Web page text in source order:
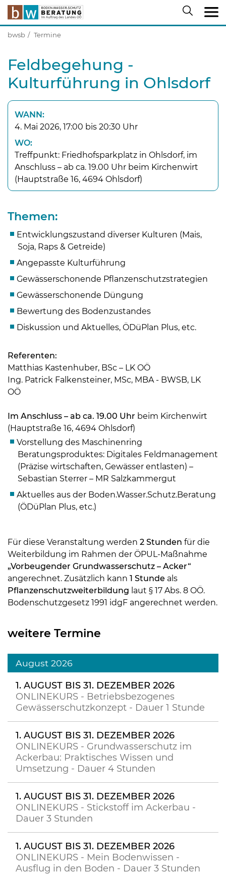
bwsb Termine
Feldbegehung -
Kulturführung in Ohlsdorf
WANN:
4. Mai 2026, 17:00 bis 20:30 Uhr
WO:
Treffpunkt: Friedhofsparkplatz in Ohlsdorf, im
Anschluss – ab ca. 19.00 Uhr beim Kirchenwirt
(Hauptstraße 16, 4694 Ohlsdorf)
Themen:
Entwicklungszustand diverser Kulturen (Mais,
Soja, Raps & Getreide)
Angepasste Kulturführung
Gewässerschonende Pflanzenschutzstrategien
Gewässerschonende Düngung
Bewertung des Bodenzustandes
Diskussion und Aktuelles, ÖDüPlan Plus, etc.
Referenten:
Matthias Kastenhuber, BSc – LK OÖ
Ing. Patrick Falkensteiner, MSc, MBA - BWSB, LK
OÖ
Im Anschluss – ab ca. 19.00 Uhr beim Kirchenwirt
(Hauptstraße 16, 4694 Ohlsdorf)
Vorstellung des Maschinenring
Beratungsproduktes: Digitales Feldmanagement
(Präzise wirtschaften, Gewässer entlasten) –
Sebastian Sterrer – MR Salzkammergut
Aktuelles aus der Boden.Wasser.Schutz.Beratung
(ÖDüPlan Plus, etc.)
Für diese Veranstaltung werden 2 Stunden für die
Weiterbildung im Rahmen der ÖPUL-Maßnahme
„Vorbeugender Grundwasserschutz – Acker“
angerechnet. Zusätzlich kann 1 Stunde als
Pflanzenschutzweiterbildung laut § 17 Abs. 8 OÖ.
Bodenschutzgesetz 1991 idgF angerechnet werden.
weitere Termine
August 2026
1. AUGUST BIS 31. DEZEMBER 2026
ONLINEKURS - Betriebsbezogenes
Gewässerschutzkonzept - Dauer 1 Stunde
1. AUGUST BIS 31. DEZEMBER 2026
ONLINEKURS - Grundwasserschutz im
Ackerbau: Praktisches Wissen und
Umsetzung - Dauer 4 Stunden
1. AUGUST BIS 31. DEZEMBER 2026
ONLINEKURS - Stickstoff im Ackerbau -
Dauer 3 Stunden
1. AUGUST BIS 31. DEZEMBER 2026
ONLINEKURS - Mein Bodenwissen -
Ausflug in den Boden - Dauer 3 Stunden